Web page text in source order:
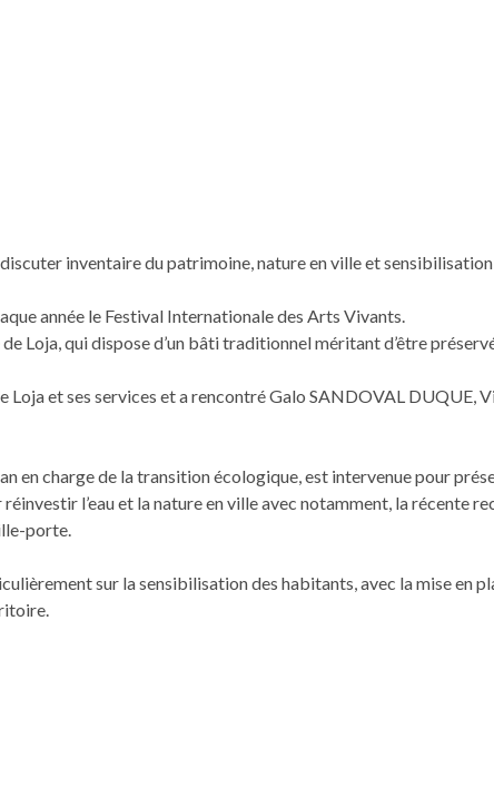
inventaire du patrimoine, nature en ville et
année le Festival Internationale des Arts Vivants.
Loja, qui dispose d’un bâti traditionnel méritant d’être
et ses services et a rencontré Galo SANDOVAL DUQUE,
en charge de la transition écologique, est intervenue pour
l’eau et la nature en ville avec notamment, la récente
porte.
sur la sensibilisation des habitants, avec la mise en